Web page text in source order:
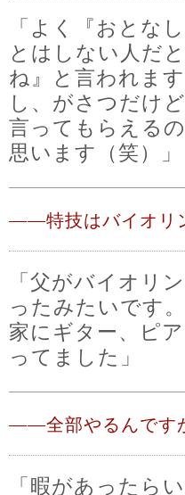
「よく『おとな
とはしない人だ
ね』と言われま
し、がさつだけ
言ってもらえる
思います（笑）」
――特技はバイオリ
「父がバイオリ
ったみたいです
家にギター、ピ
ってました」
――全部やるんです
「暇があったら